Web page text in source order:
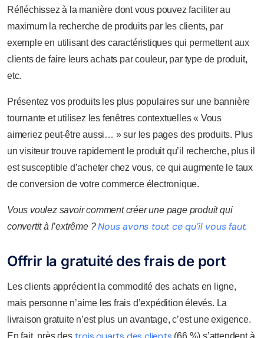
Réfléchissez à la manière dont vous pouvez faciliter au
maximum la recherche de produits par les clients, par
exemple en utilisant des caractéristiques qui permettent aux
clients de faire leurs achats par couleur, par type de produit,
etc.
Présentez vos produits les plus populaires sur une bannière
tournante et utilisez les fenêtres contextuelles « Vous
aimeriez peut-être aussi… » sur les pages des produits. Plus
un visiteur trouve rapidement le produit qu’il recherche, plus il
est susceptible d’acheter chez vous, ce qui augmente le taux
de conversion de votre commerce électronique.
Vous voulez savoir comment créer une page produit qui
convertit à l’extrême ?Nous avons tout ce qu’il vous faut.
Offrir la gratuité des frais de port
Les clients apprécient la commodité des achats en ligne,
mais personne n’aime les frais d’expédition élevés. La
livraison gratuite n’est plus un avantage, c’est une exigence.